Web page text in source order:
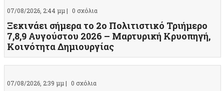
07/08/2026, 2:44 μμ | 0 σχόλια
Ξεκινάει σήμερα το 2ο Πολιτιστικό Τριήμερο
7,8,9 Αυγούστου 2026 – Μαρτυρική Κρυοπηγή,
Κοινότητα Δημιουργίας
07/08/2026, 2:39 μμ | 0 σχόλια